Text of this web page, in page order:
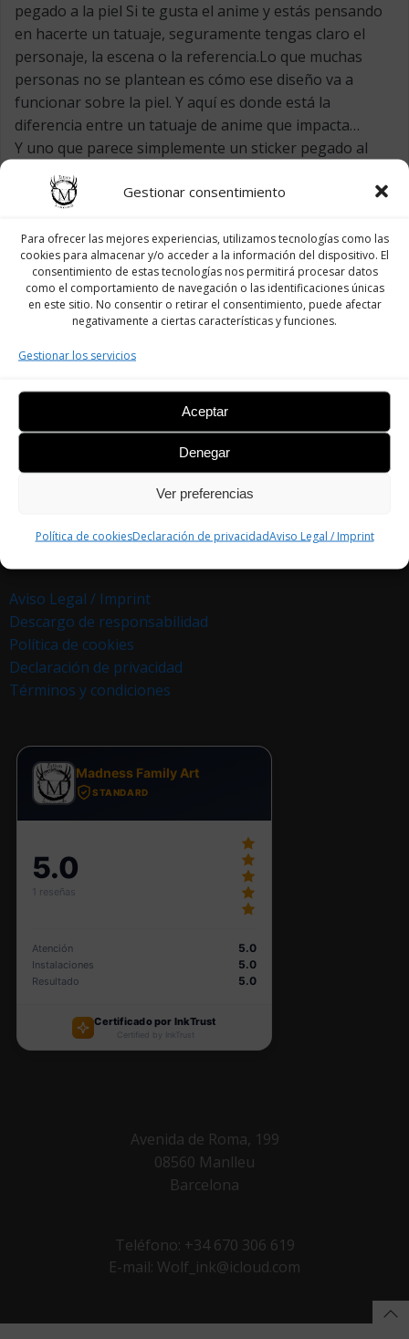
Gestionar consentimiento
Para ofrecer las mejores experiencias, utilizamos tecnologías como las
cookies para almacenar y/o acceder a la información del dispositivo. El
consentimiento de estas tecnologías nos permitirá procesar datos
como el comportamiento de navegación o las identificaciones únicas
en este sitio. No consentir o retirar el consentimiento, puede afectar
negativamente a ciertas características y funciones.
Gestionar los servicios
Aceptar
Denegar
Ver preferencias
Política de cookiesDeclaración de privacidadAviso Legal / Imprint
pegado a la piel Si te gusta el anime y estás pensando
en hacerte un tatuaje, seguramente tengas claro el
personaje, la escena o la referencia.Lo que muchas
personas no se plantean es cómo ese diseño va a
funcionar sobre la piel. Y aquí es donde está la
diferencia entre un tatuaje de anime que impacta…
Y uno que parece simplemente un sticker pegado al
cuerpo. Soy […]
15 diciembre 0 comentarios Leer Artículo
INSTAGRAM
TIKTOK
Avenida de Roma, 199
08560 Manlleu
Barcelona
Teléfono: +34 670 306 619
E-mail: Wolf_ink@icloud.com
Aviso Legal / Imprint
Descargo de responsabilidad
Política de cookies
Declaración de privacidad
Términos y condiciones